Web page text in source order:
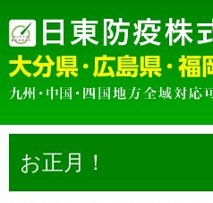
お正月！